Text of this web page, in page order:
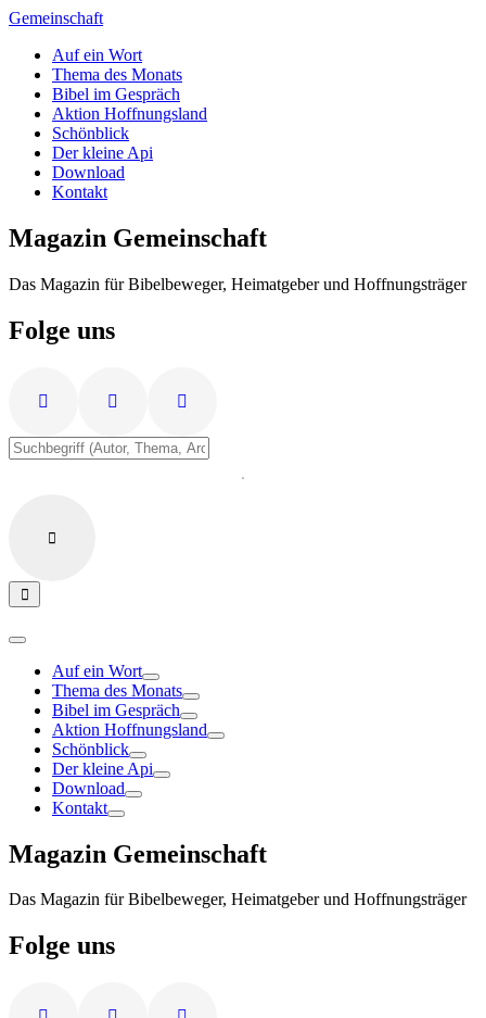
Zum
springen
Gemeinschaft
Auf ein Wort
Thema des Monats
Bibel im Gespräch
Aktion Hoffnungsland
Schönblick
Der kleine Api
Download
Kontakt
Magazin Gemeinschaft
Das Magazin für Bibelbeweger, Heimatgeber und Hoffnungsträger
Folge uns
Auf ein Wort
Thema des Monats
Bibel im Gespräch
Aktion Hoffnungsland
Schönblick
Der kleine Api
Download
Kontakt
Magazin Gemeinschaft
Das Magazin für Bibelbeweger, Heimatgeber und Hoffnungsträger
Folge uns